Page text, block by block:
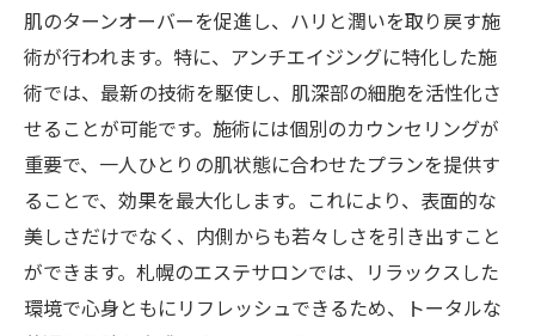
肌のターンオーバーを促進し、ハリと潤いを取り戻す施
術が行われます。特に、アンチエイジングに特化した施
術では、最新の技術を駆使し、肌深部の細胞を活性化さ
せることが可能です。施術には個別のカウンセリングが
重要で、一人ひとりの肌状態に合わせたプランを提供す
ることで、効果を最大化します。これにより、表面的な
美しさだけでなく、内側からも若々しさを引き出すこと
ができます。札幌のエステサロンでは、リラックスした
環境で心身ともにリフレッシュできるため、トータルな